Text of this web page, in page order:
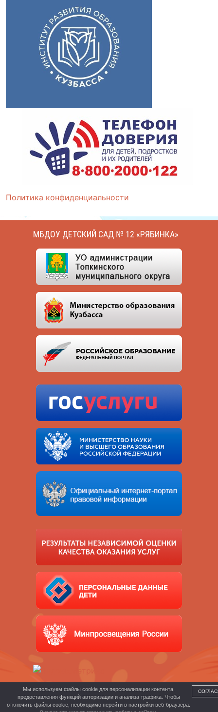
Политика конфиденциальности
МБДОУ ДЕТСКИЙ САД № 12 «РЯБИНКА»
Мы используем файлы cookie для персонализации контента,
предоставления функций авторизации и анализа трафика. Чтобы
отключить файлы cookie, необходимо перейти в настройки веб-браузера.